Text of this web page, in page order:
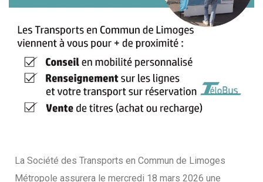
La Société des Transports en Commun de Limoges
Métropole assurera le mercredi 18 mars 2026 une